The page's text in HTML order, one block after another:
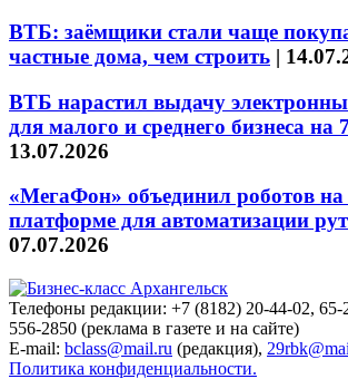
ВТБ: заёмщики стали чаще
частные дома, чем строить |
ВТБ нарастил выдачу
для малого и среднего бизнеса на
13.07.2026
«МегаФон» объединил роботов на
платформе для автоматизации
07.07.2026
Телефоны редакции: +7 (8182) 20-44-02, 65-
556-2850 (реклама в газете и на сайте)
E-mail: bclass@mail.ru (редакция),
Политика конфиденциальности.